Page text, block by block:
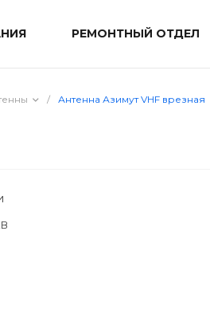
РЕМОНТНЫЙ ОТДЕЛ
/ Антенна Азимут VHF врезная